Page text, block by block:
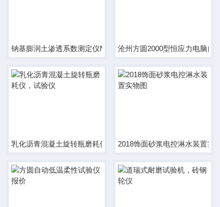
钠基膨润土渗透系数测定仪NF-235价格沧州方圆2000型恒应力电脑自
乳化沥青混凝土旋转瓶磨耗仪，试验仪2018饰面砂浆电控淋水装置实